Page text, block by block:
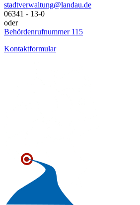
stadtverwaltung@landau.de
06341 - 13-0
oder
Behördenrufnummer 115
Kontaktformular